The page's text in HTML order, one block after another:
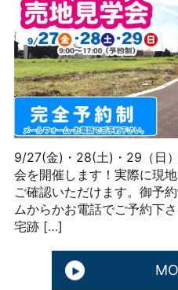
9/27(金)・28(土)・29（日
会を開催します！実際に現
ご確認いただけます。御予
ムからかお電話でご予約下
宅跡 […]